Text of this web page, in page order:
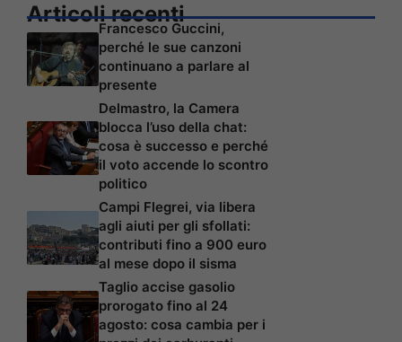
Articoli recenti
Francesco Guccini,
perché le sue canzoni
continuano a parlare al
presente
Delmastro, la Camera
blocca l’uso della chat:
cosa è successo e perché
il voto accende lo scontro
politico
Campi Flegrei, via libera
agli aiuti per gli sfollati:
contributi fino a 900 euro
al mese dopo il sisma
Taglio accise gasolio
prorogato fino al 24
agosto: cosa cambia per i